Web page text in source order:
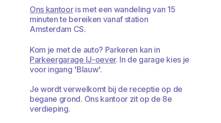
Ons kantooris met een wandeling van 15
minuten te bereiken vanaf station
Amsterdam CS.
Kom je met de auto? Parkeren kan in
Parkeergarage IJ-oever. In de garage kies je
voor ingang 'Blauw'.
Je wordt verwelkomt bij de receptie op de
begane grond. Ons kantoor zit op de 8e
verdieping.